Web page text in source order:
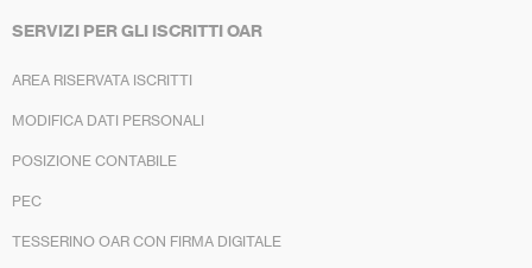
SERVIZI PER GLI ISCRITTI OAR
AREA RISERVATA ISCRITTI
MODIFICA DATI PERSONALI
POSIZIONE CONTABILE
PEC
TESSERINO OAR CON FIRMA DIGITALE